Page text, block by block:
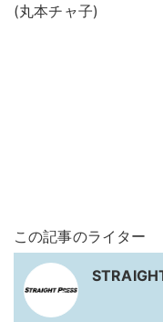
(丸本チャ子)
この記事のライター